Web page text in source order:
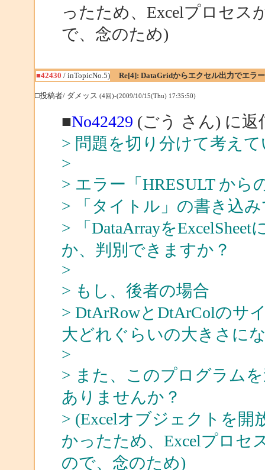
ったため、Excelプロセス
で、念のため)
■42430 / inTopicNo.5) Re[4]: DataGridからエクセル出力でエラー
□投稿者/ ダメッス (4回)-(2009/10/15(Thu) 17:35:50)
■No42429 (ごう さん) に返
> 問題を切り分けて考え
>
> エラー「HRESULT から
> 「タイトル」の書き込
> 「DataArrayを
か、判別できますか？
>
> もし、後者の場合
> DtArRowとDtArColのサ
大どれぐらいの大きさに
>
> また、このプログラム
ありませんか？
> (Excelオブジェクトを
かったため、Excelプロセ
ので、念のため)